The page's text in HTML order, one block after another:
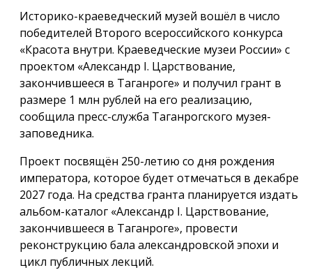
Историко-краеведческий музей вошёл в число
победителей Второго всероссийского конкурса
«Красота внутри. Краеведческие музеи России» с
проектом «Александр I. Царствование,
закончившееся в Таганроге» и получил грант в
размере 1 млн рублей на его реализацию,
сообщила пресс-служба Таганрогского музея-
заповедника.
Проект посвящён 250-летию со дня рождения
императора, которое будет отмечаться в декабре
2027 года. На средства гранта планируется издать
альбом-каталог «Александр I. Царствование,
закончившееся в Таганроге», провести
реконструкцию бала александровской эпохи и
цикл публичных лекций.